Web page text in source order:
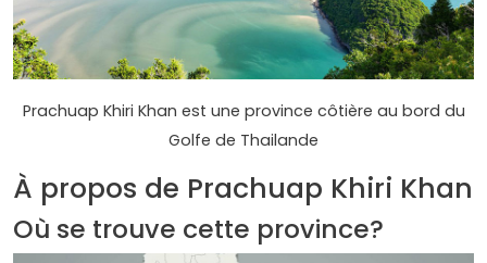
Prachuap Khiri Khan est une province côtière au bord du
Golfe de Thailande
À propos de Prachuap Khiri Khan
Où se trouve cette province?